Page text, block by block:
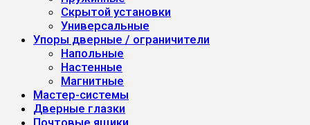
Скрытой установки
Универсальные
Упоры дверные / ограничители
Напольные
Настенные
Магнитные
Мастер-системы
Дверные глазки
Почтовые ящики